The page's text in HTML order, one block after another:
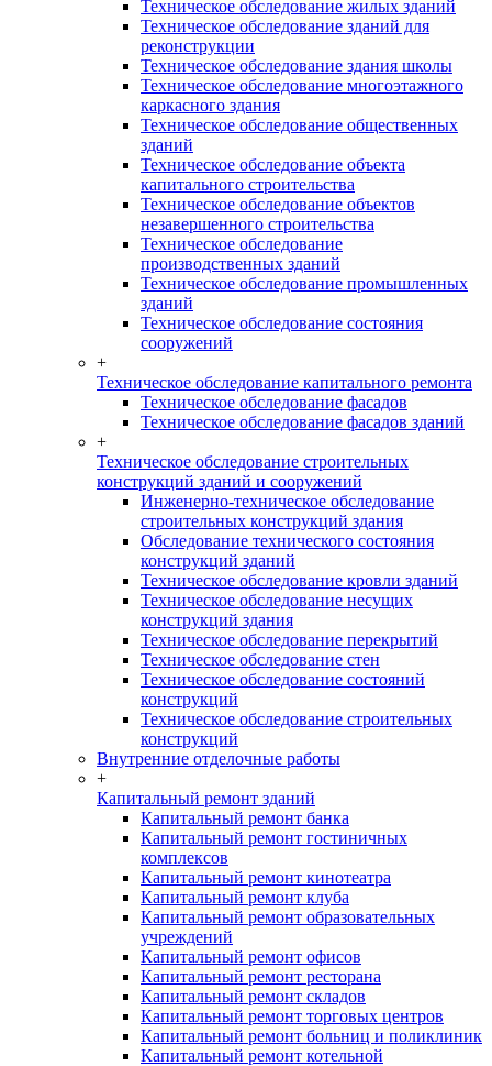
Техническое обследование жилых зданий
Техническое обследование зданий для
реконструкции
Техническое обследование здания школы
Техническое обследование многоэтажного
каркасного здания
Техническое обследование общественных
зданий
Техническое обследование объекта
капитального строительства
Техническое обследование объектов
незавершенного строительства
Техническое обследование
производственных зданий
Техническое обследование промышленных
зданий
Техническое обследование состояния
сооружений
+
Техническое обследование капитального ремонта
Техническое обследование фасадов
Техническое обследование фасадов зданий
+
Техническое обследование строительных
конструкций зданий и сооружений
Инженерно-техническое обследование
строительных конструкций здания
Обследование технического состояния
конструкций зданий
Техническое обследование кровли зданий
Техническое обследование несущих
конструкций здания
Техническое обследование перекрытий
Техническое обследование стен
Техническое обследование состояний
конструкций
Техническое обследование строительных
конструкций
Внутренние отделочные работы
+
Капитальный ремонт зданий
Капитальный ремонт банка
Капитальный ремонт гостиничных
комплексов
Капитальный ремонт кинотеатра
Капитальный ремонт клуба
Капитальный ремонт образовательных
учреждений
Капитальный ремонт офисов
Капитальный ремонт ресторана
Капитальный ремонт складов
Капитальный ремонт торговых центров
Капитальный ремонт больниц и поликлиник
Капитальный ремонт котельной